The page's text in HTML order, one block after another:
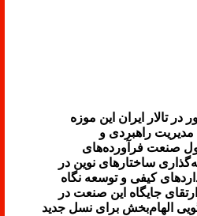
تالار ایران این موزه
مدیریت راهبردی و
صنعت فرآورده‌های
ساختارهای نوین در
کیفی و توسعه نگاه
جایگاه این صنعت در
الهام‌بخش برای نسل جدید